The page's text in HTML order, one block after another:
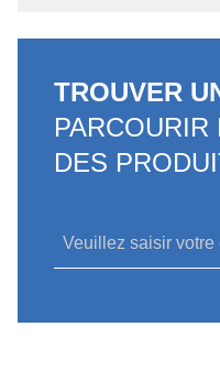
TROUVER
PARCOURIR
DES